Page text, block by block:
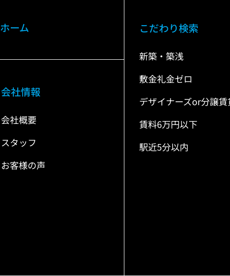
ホーム
会社情報
会社概要
スタッフ
お客様の声
こだわり検索
新築・築浅
敷金礼金ゼロ
デザイナーズor分譲賃
賃料6万円以下
駅近5分以内